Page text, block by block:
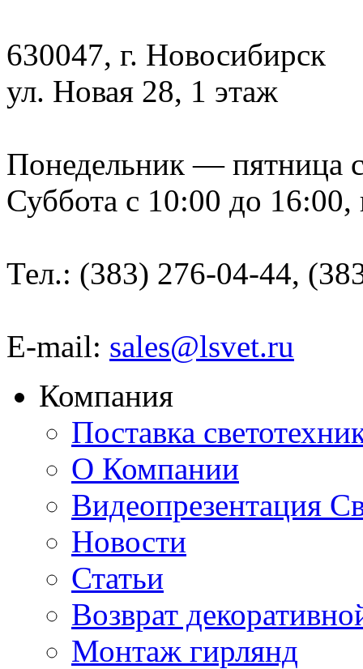
630047, г. Новосибирск
ул. Новая 28, 1 этаж
Понедельник — пятница
Суббота с 10:00 до
Тел.: (383) 276-04-44,
E-mail: sales@lsvet.ru
Компания
Поставка
О Компании
Видеопрезентация
Новости
Статьи
Возврат
Монтаж гирлянд